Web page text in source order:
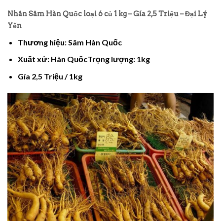
Nhân Sâm Hàn Quốc loại 6 củ 1 kg – Gía 2,5 Triệu – Đại Lý
Yến
Thương hiệu: Sâm Hàn Quốc
Xuất xứ: Hàn QuốcTrọng lượng: 1kg
Gía 2,5 Triệu / 1kg